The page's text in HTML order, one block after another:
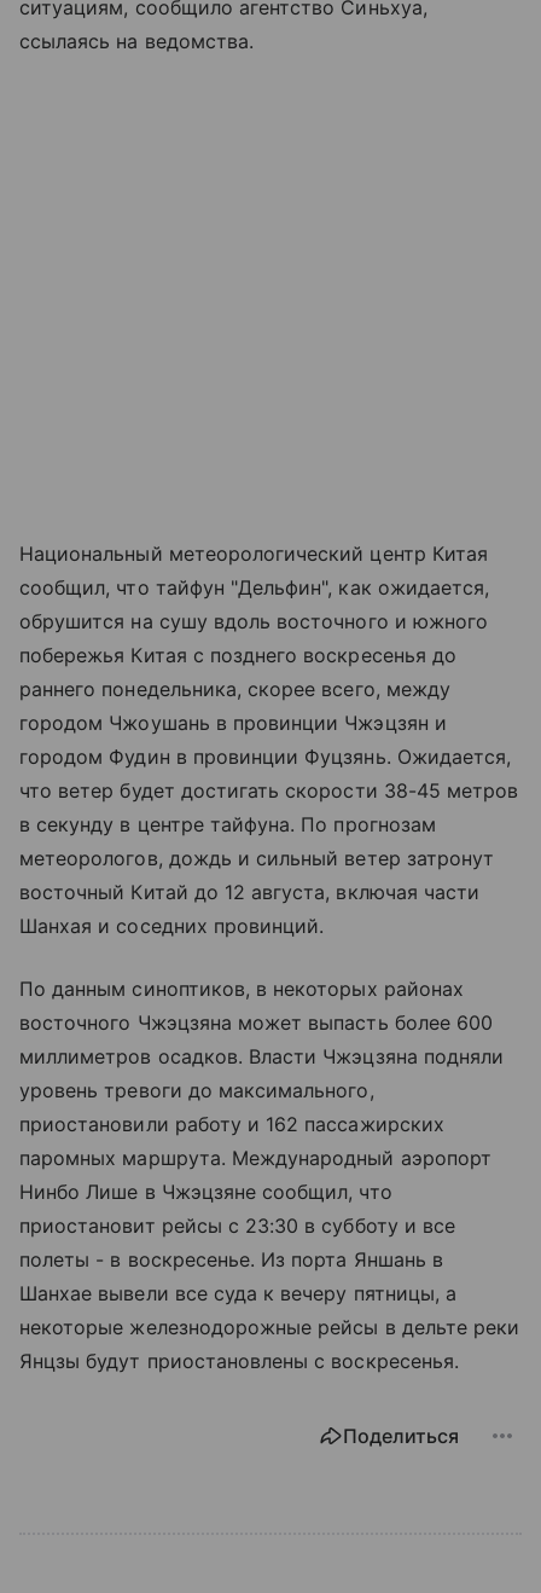
ситуациям, сообщило агентство Синьхуа,
ссылаясь на ведомства.
Национальный метеорологический центр Китая
сообщил, что тайфун "Дельфин", как ожидается,
обрушится на сушу вдоль восточного и южного
побережья Китая с позднего воскресенья до
раннего понедельника, скорее всего, между
городом Чжоушань в провинции Чжэцзян и
городом Фудин в провинции Фуцзянь. Ожидается,
что ветер будет достигать скорости 38-45 метров
в секунду в центре тайфуна. По прогнозам
метеорологов, дождь и сильный ветер затронут
восточный Китай до 12 августа, включая части
Шанхая и соседних провинций.
По данным синоптиков, в некоторых районах
восточного Чжэцзяна может выпасть более 600
миллиметров осадков. Власти Чжэцзяна подняли
уровень тревоги до максимального,
приостановили работу и 162 пассажирских
паромных маршрута. Международный аэропорт
Нинбо Лише в Чжэцзяне сообщил, что
приостановит рейсы с 23:30 в субботу и все
полеты - в воскресенье. Из порта Яншань в
Шанхае вывели все суда к вечеру пятницы, а
некоторые железнодорожные рейсы в дельте реки
Янцзы будут приостановлены с воскресенья.
Поделиться